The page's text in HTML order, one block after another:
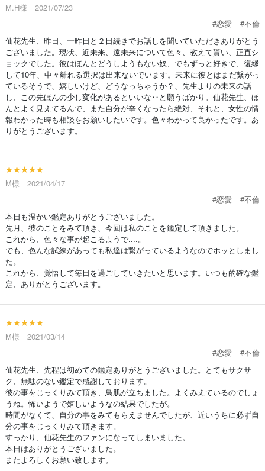
M.H様 2021/07/23
#恋愛
#不倫
仙花先生、昨日、一昨日と２日続きでお話しを聞いていただきありがとう
ございました。現状、近未来、遠未来について色々、教えて貰い、正直シ
ョックでした。彼はほんとどうしようもない奴、でもずっと好きで、復縁
して10年、中々離れる選択は出来ないでいます。未来に彼とはまだ繋がっ
ているそうで、嬉しいけど、どうなっちゃうか？、先生よりの未来の話
し、この先ほんの少し変化があるといいな‥と願うばかり。仙花先生、ほ
んとよく見えてるんで、また自分が辛くなったら絶対、それと、女性の情
報わかった時も相談をお願いしたいです。色々わかって良かったです。あ
りがとうございます。
★★★★★
M様 2021/04/17
#恋愛
#不倫
本日も温かい鑑定ありがとうございました。
先月、彼のことをみて頂き、今回は私のことを鑑定して頂きました。
これから、色々な事が起こるようで....。
でも、色んな試練があっても私達は繋がっているようなのでホッとしまし
た。
これから、覚悟して毎日を過ごしていきたいと思います。いつも的確な鑑
定、ありがとうございます。
★★★★★
M様 2021/03/14
#恋愛
#不倫
仙花先生、先程は初めての鑑定ありがとうございました。とてもサクサ
ク、無駄のない鑑定で感謝しております。
彼の事をじっくりみて頂き、鳥肌が立ちました。よくみえているのでしょ
うね。怖いようで嬉しいようなの結果でしたが。
時間がなくて、自分の事をみてもらえませんでしたが、近いうちに必ず自
分の事をじっくりみて頂きます。
すっかり、仙花先生のファンになってしまいました。
本日はありがとうございました。
またよろしくお願い致します。